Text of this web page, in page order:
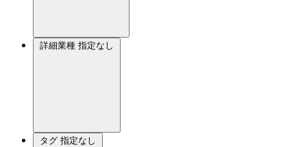
詳細業種 指定なし
タグ 指定なし